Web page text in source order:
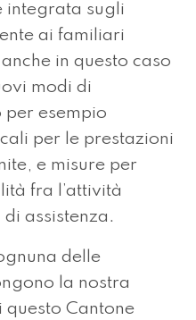
integrata sugli
ai familiari
in questo caso
modi di
esempio
per le prestazioni
e misure per
fra l’attività
assistenza.
delle
la nostra
questo Cantone